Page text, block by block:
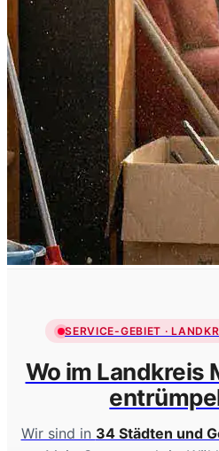
SERVICE-GEBIET ·
Wo im Landkreis
Wir sind in 34 Städten und